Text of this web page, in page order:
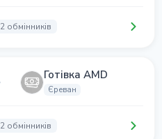
2 обмінників
Готівка AMD
Єреван
2 обмінників